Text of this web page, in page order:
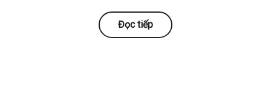
Đọc tiếp